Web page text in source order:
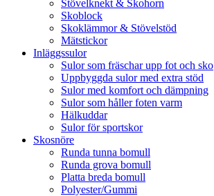
Stövelknekt & Skohorn
Skoblock
Skoklämmor & Stövelstöd
Mätstickor
Inläggssulor
Sulor som fräschar upp fot och sko
Uppbyggda sulor med extra stöd
Sulor med komfort och dämpning
Sulor som håller foten varm
Hälkuddar
Sulor för sportskor
Skosnöre
Runda tunna bomull
Runda grova bomull
Platta breda bomull
Polyester/Gummi